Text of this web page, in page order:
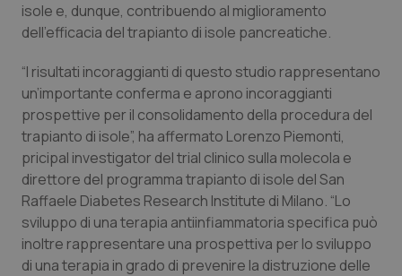
Veneto
Oncoematologia
Oncologia & Nutrizione
Psoriasi & pelle
Quotidiano Cardiologia
Quotidiano Chirurgia
Quotidiano Oncologia
isole e, dunque, contribuendo al miglioramento
dell’efficacia del trapianto di isole pancreatiche.
“I risultati incoraggianti di questo studio rappresentano
un’importante conferma e aprono incoraggianti
prospettive per il consolidamento della procedura del
trapianto di isole”, ha affermato Lorenzo Piemonti,
pricipal investigator del trial clinico sulla molecola e
direttore del programma trapianto di isole del San
Raffaele Diabetes Research Institute di Milano. “Lo
sviluppo di una terapia antiinfiammatoria specifica può
inoltre rappresentare una prospettiva per lo sviluppo
di una terapia in grado di prevenire la distruzione delle